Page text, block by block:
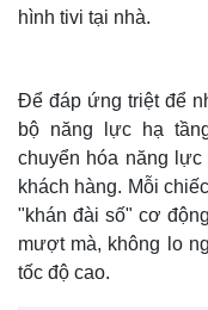
hình tivi tại nhà.
Để đáp ứng triệt để
bộ năng lực hạ
chuyển hóa năng
khách hàng. Mỗi
"khán đài số" cơ
mượt mà, không lo
tốc độ cao.